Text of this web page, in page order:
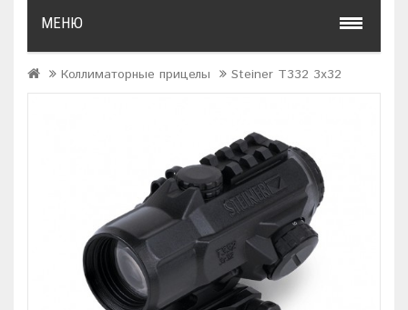
МЕНЮ
Коллиматорные прицелы Steiner T332 3x32